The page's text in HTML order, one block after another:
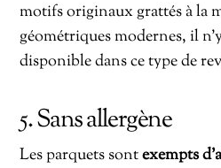
motifs originaux grattés à la
géométriques modernes, il
disponible dans ce type de
5. Sans allergène
Les parquets sontexempts